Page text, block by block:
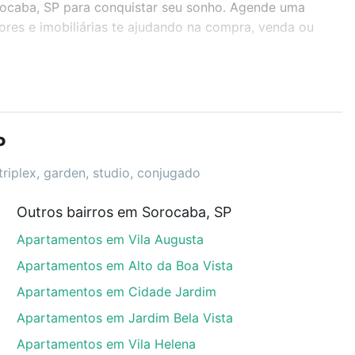
SP para conquistar seu sonho. Agende uma
e imobiliárias te ajudando na compra, venda ou
os filtros como quantidade de quartos, suítes, com
salão de festas ou área verde e encontrar
SP que custam a partir de R$ 0 e com nossas
dos custos envolvidos no processo de compra,
sonhos com segurança e conforto. Loft, com você
garden, studio, conjugado
Outros bairros em Sorocaba, SP
Apartamentos em Vila Augusta
Apartamentos em Alto da Boa Vista
Apartamentos em Cidade Jardim
Apartamentos em Jardim Bela Vista
Apartamentos em Vila Helena